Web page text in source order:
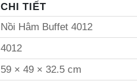
CHI TIẾT
Nồi Hâm Buffet 4012
4012
59 × 49 × 32.5 cm